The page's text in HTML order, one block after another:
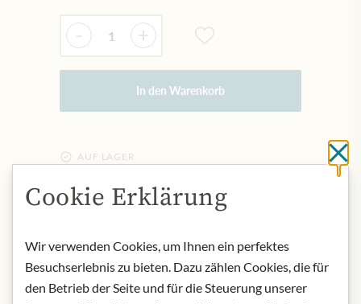
Menge
- +
In den Warenkorb
AUF LAGER
Pastis von Berger ist der klassische
südfranzösische Aperitif, beim Mixen
Cookie Erklärung
Wir verwenden Cookies, um Ihnen ein perfektes
Besuchserlebnis zu bieten. Dazu zählen Cookies, die für
den Betrieb der Seite und für die Steuerung unserer